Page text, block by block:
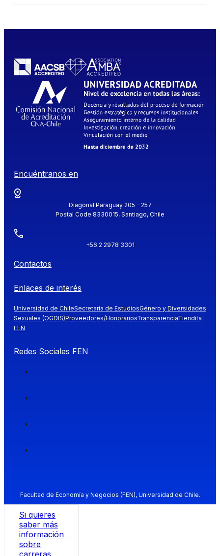
Encuéntranos en
Diagonal Paraguay 205 - 257
Postal Code 8330015, Santiago, Chile
+56 2 2978 3301
Contactos
Enlaces de interés
Universidad de ChileSecretaría de EstudiosGénero y Diversidades
Sexuales (OGDIS)Proveedores/HonorariosTransparenciaTiendita
FEN
Redes Sociales FEN
Facultad de Economía y Negocios (FEN), Universidad de Chile.
Si quieres
saber más
información
sobre
carreras